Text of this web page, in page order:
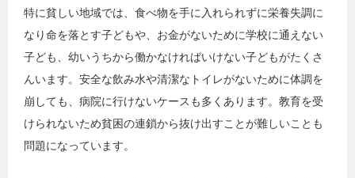
特に貧しい地域では、食べ物を手に入れられずに栄養失調に
なり命を落とす子どもや、お金がないために学校に通えない
子ども、幼いうちから働かなければいけない子どもがたくさ
んいます。安全な飲み水や清潔なトイレがないために体調を
崩しても、病院に行けないケースも多くあります。教育を受
けられないため貧困の連鎖から抜け出すことが難しいことも
問題になっています。